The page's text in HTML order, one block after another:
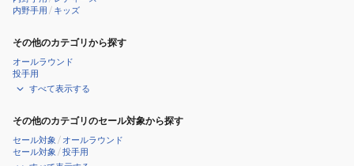
内野手用 / キッズ
その他のカテゴリから探す
オールラウンド
投手用
すべて表示する
その他のカテゴリのセール対象から探す
セール対象 / オールラウンド
セール対象 /投手用